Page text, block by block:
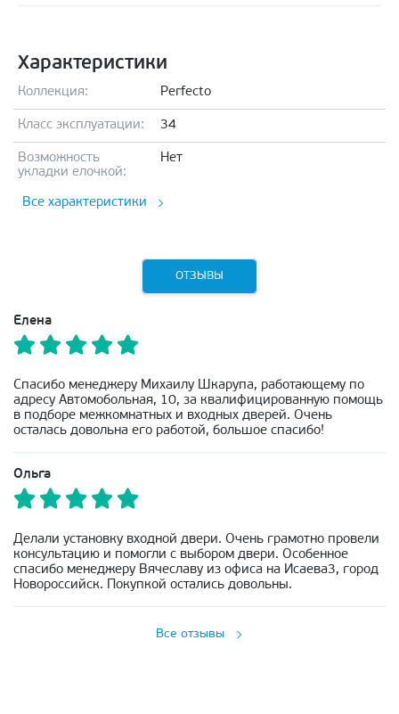
Характеристики
Коллекция: Perfecto
Класс эксплуатации: 34
Возможность
укладки елочкой:
Нет
Все характеристики
ОТЗЫВЫ
Елена
Спасибо менеджеру Михаилу Шкарупа, работающему по
адресу Автомобольная, 10, за квалифицированную помощь
в подборе межкомнатных и входных дверей. Очень
осталась довольна его работой, большое спасибо!
Ольга
Делали установку входной двери. Очень грамотно провели
консультацию и помогли с выбором двери. Особенное
спасибо менеджеру Вячеславу из офиса на Исаева3, город
Новороссийск. Покупкой остались довольны.
Все отзывы